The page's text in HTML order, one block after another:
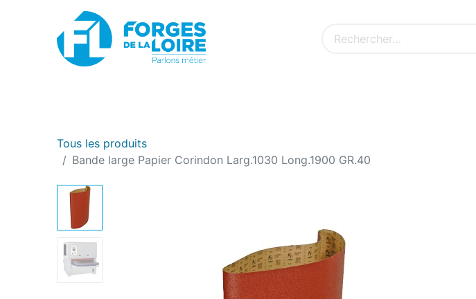
Tous les produits
Bande large Papier Corindon Larg.1030 Long.1900 GR.40